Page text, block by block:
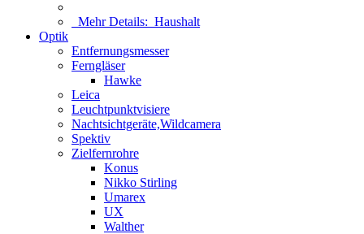
Mehr Details: Haushalt
Optik
Entfernungsmesser
Ferngläser
Hawke
Leica
Leuchtpunktvisiere
Nachtsichtgeräte,Wildcamera
Spektiv
Zielfernrohre
Konus
Nikko Stirling
Umarex
UX
Walther